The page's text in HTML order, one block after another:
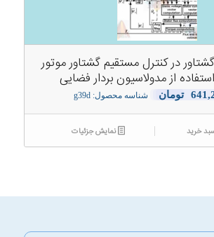
5.00
در کنترل مستقیم گشتاور موتور
استفاده از مدولاسیون بردار فضایی
تومان شناسه محصول: g39d
خرید نمایش جزئیات